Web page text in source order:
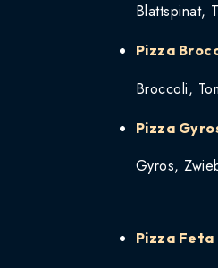
Blattspinat,
Pizza
Broccoli,
Pizza
Gyros,
Pizza Feta